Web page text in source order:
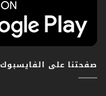
صفحتنا على الفايسبوك